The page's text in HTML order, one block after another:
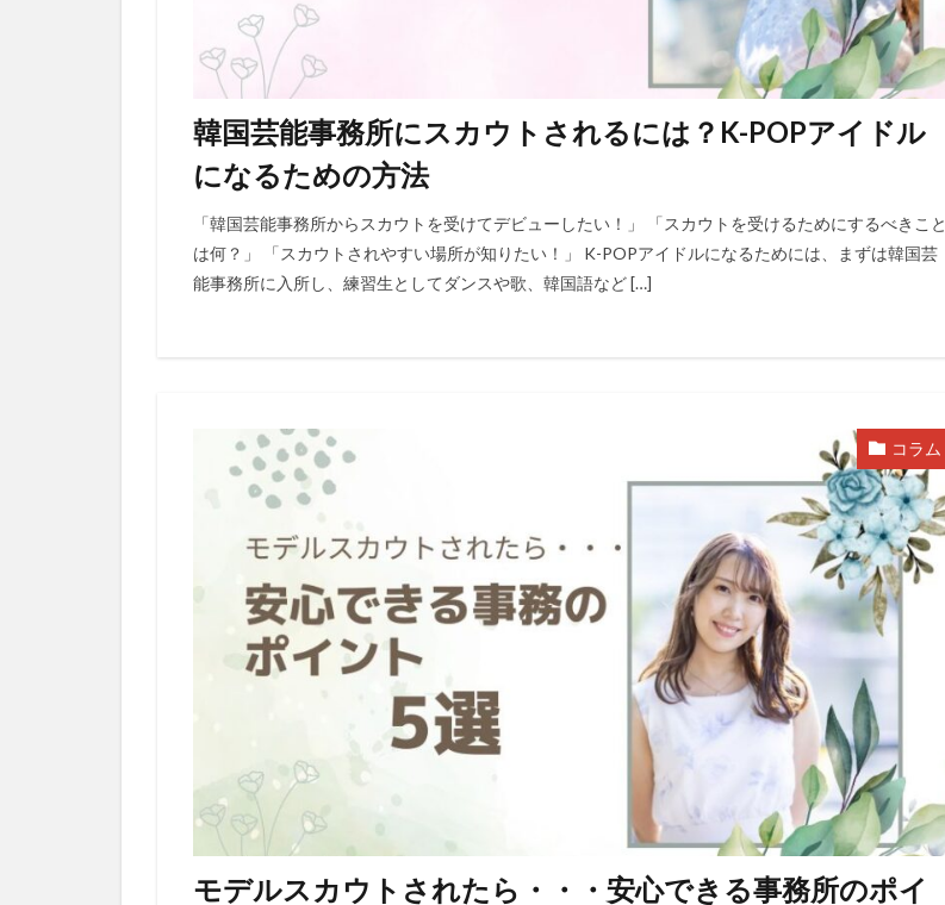
韓国芸能事務所にスカウトされるには？K-POPアイドル
になるための方法
「韓国芸能事務所からスカウトを受けてデビューしたい！」 「スカウトを受けるためにするべきこと
は何？」 「スカウトされやすい場所が知りたい！」 K-POPアイドルになるためには、まずは韓国芸
能事務所に入所し、練習生としてダンスや歌、韓国語など […]
コラム
モデルスカウトされたら・・・安心できる事務所のポイ